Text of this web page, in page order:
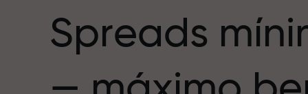
de las operaciones comparten los
mismos valores. Ales Loprais aporta
Spreads